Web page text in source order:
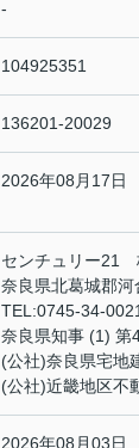
-
104925351
136201-20029
2026年08月17日
センチュリー21
奈良県北葛城郡
TEL:0745-34-0021
奈良県知事 (1) 第
(公社)奈良県宅地
(公社)近畿地区不
2026年08月03日